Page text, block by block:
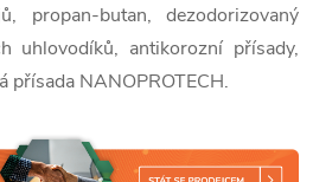
propan-butan, dezodorizovaný
uhlovodíků, antikorozní přísady,
přísada NANOPROTECH.